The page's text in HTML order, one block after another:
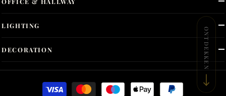
LIGHTING
DECORATION ONTDEKKEN